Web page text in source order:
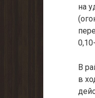
на
В
в